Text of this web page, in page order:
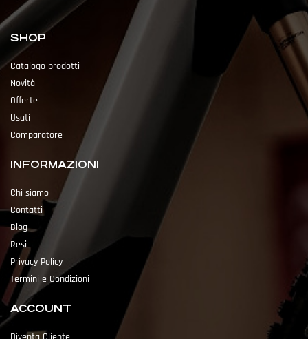
SHOP
Catalogo prodotti
Novità
Offerte
Usati
Comparatore
INFORMAZIONI
Chi siamo
Contatti
Blog
Resi
Privacy Policy
Termini e Condizioni
ACCOUNT